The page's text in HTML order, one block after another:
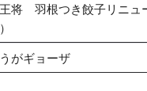
将 羽根つき餃子リニュ
がギョーザ